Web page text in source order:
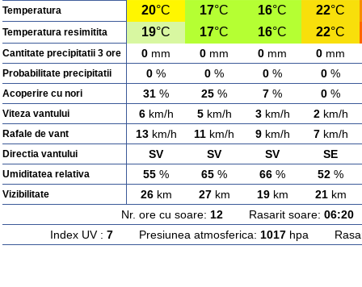
Temperatura 20°C 17°C 16°C 22°C
Temperatura resimitita 19°C 17°C 16°C 22°C
Cantitate precipitatii 3 ore 0 mm 0 mm 0 mm 0 mm
Probabilitate precipitatii 0 % 0 % 0 % 0 %
Acoperire cu nori 31 % 25 % 7 % 0 %
Viteza vantului 6km/h 5km/h 3km/h 2km/h
Rafale de vant 13km/h 11 km/h 9km/h 7km/h
Directia vantului SV SV SV SE
Umiditatea relativa 55 % 65 % 66 % 52 %
Vizibilitate 26km 27km 19km 21km
Nr. ore cu soare: 12Rasarit soare: 06:20
Index UV : 7Presiunea atmosferica: 1017hpa